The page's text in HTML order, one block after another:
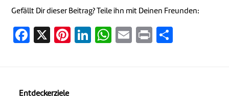
Gefällt Dir dieser Beitrag? Teile ihn mit Deinen Freunden:
Facebook
X Pinterest
LinkedIn
WhatsApp
EmailPrint
Entdeckerziele